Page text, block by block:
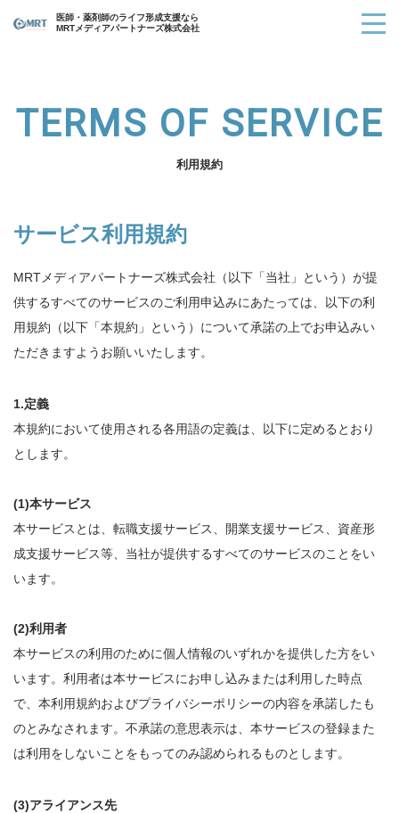
医師・薬剤師のライフ形成支援なら
MRTメディアパートナーズ株式会社
TERMS OF SERVICE
利用規約
サービス利用規約
MRTメディアパートナーズ株式会社（以下「当社」という）が提
供するすべてのサービスのご利用申込みにあたっては、以下の利
用規約（以下「本規約」という）について承諾の上でお申込みい
ただきますようお願いいたします。
1.定義
本規約において使用される各用語の定義は、以下に定めるとおり
とします。
(1)本サービス
本サービスとは、転職支援サービス、開業支援サービス、資産形
成支援サービス等、当社が提供するすべてのサービスのことをい
います。
(2)利用者
本サービスの利用のために個人情報のいずれかを提供した方をい
います。利用者は本サービスにお申し込みまたは利用した時点
で、本利用規約およびプライバシーポリシーの内容を承諾したも
のとみなされます。不承諾の意思表示は、本サービスの登録また
は利用をしないことをもってのみ認められるものとします。
(3)アライアンス先